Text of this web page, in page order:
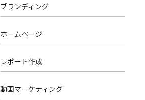
ブランディング
ホームページ
レポート作成
動画マーケティング